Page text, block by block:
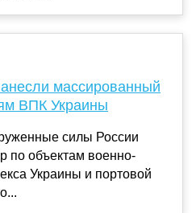
массированный
ВПК Украины
силы России
по объектам военно-
Украины и портовой